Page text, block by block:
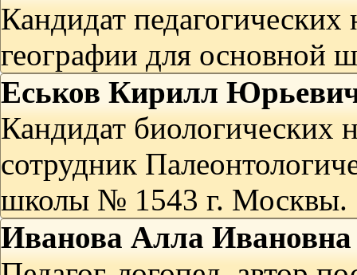
Кандидат
географии для основной
Еськов Кирилл
Кандидат биологических
сотрудник
школы № 1543 г. Москвы.
Иванова Алла Ивановна